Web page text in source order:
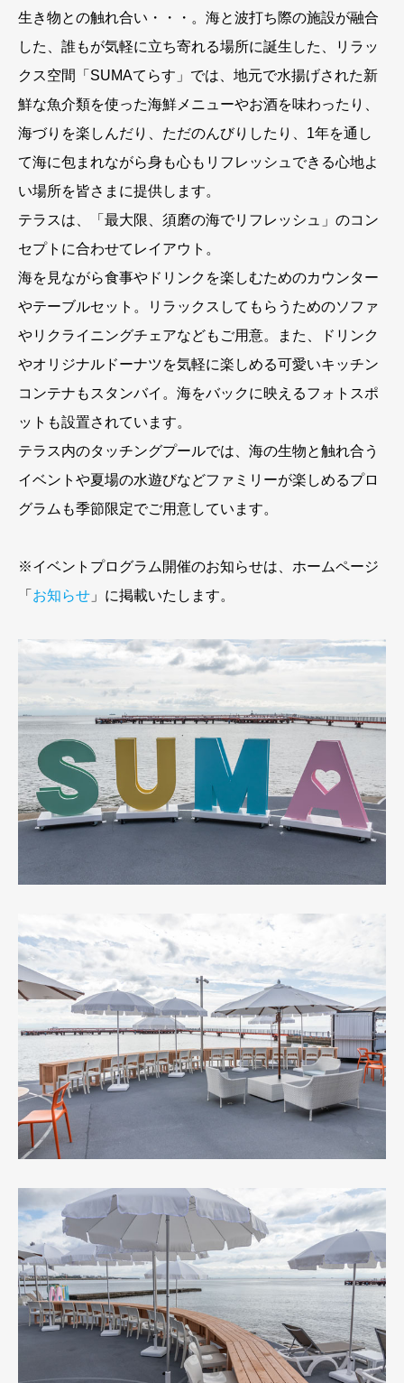
生き物との触れ合い・・・。海と波打ち際の施設が融合
した、誰もが気軽に立ち寄れる場所に誕生した、リラッ
クス空間「SUMAてらす」では、地元で水揚げされた新
鮮な魚介類を使った海鮮メニューやお酒を味わったり、
海づりを楽しんだり、ただのんびりしたり、1年を通し
て海に包まれながら身も心もリフレッシュできる心地よ
い場所を皆さまに提供します。
テラスは、「最大限、須磨の海でリフレッシュ」のコン
セプトに合わせてレイアウト。
海を見ながら食事やドリンクを楽しむためのカウンター
やテーブルセット。リラックスしてもらうためのソファ
やリクライニングチェアなどもご用意。また、ドリンク
やオリジナルドーナツを気軽に楽しめる可愛いキッチン
コンテナもスタンバイ。海をバックに映えるフォトスポ
ットも設置されています。
テラス内のタッチングプールでは、海の生物と触れ合う
イベントや夏場の水遊びなどファミリーが楽しめるプロ
グラムも季節限定でご用意しています。
※イベントプログラム開催のお知らせは、ホームページ
「 お知らせ 」に掲載いたします。